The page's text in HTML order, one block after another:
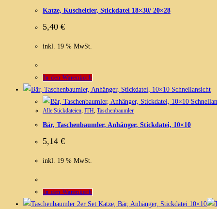
Katze, Kuscheltier, Stickdatei 18×30/ 20×28
5,40 €
inkl. 19 % MwSt.
In den Warenkorb
Schnellansicht
Alle Stickdateien ITH Taschenbaumler
Bär, Taschenbaumler, Anhänger, Stickdatei, 10×10
5,14 €
inkl. 19 % MwSt.
In den Warenkorb